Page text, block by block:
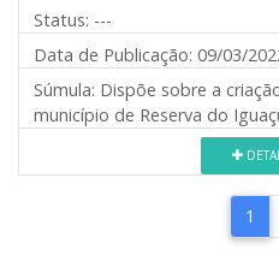
Status: ---
Data de Publicação: 09/03/
Súmula: Dispõe sobre a
município de Reserva do
1